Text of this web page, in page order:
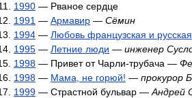
1990 — Рваное сердце
1991 — Армавир — Сёмин
1994 — Любовь французская и русская
1995 — Летние люди — инженер
1998 — Привет от Чарли-трубача —
1998 — Мама, не горюй! — прокурор
1999 — Страстной бульвар — Андрей